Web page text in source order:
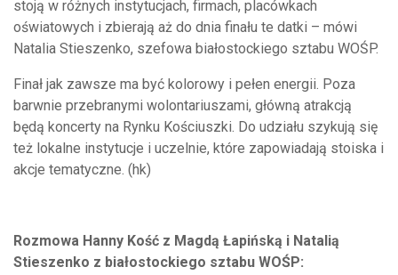
stoją w różnych instytucjach, firmach, placówkach
oświatowych i zbierają aż do dnia finału te datki – mówi
Natalia Stieszenko, szefowa białostockiego sztabu WOŚP.
Finał jak zawsze ma być kolorowy i pełen energii. Poza
barwnie przebranymi wolontariuszami, główną atrakcją
będą koncerty na Rynku Kościuszki. Do udziału szykują się
też lokalne instytucje i uczelnie, które zapowiadają stoiska i
akcje tematyczne. (hk)
Rozmowa Hanny Kość z Magdą Łapińską i Natalią
Stieszenko z białostockiego sztabu WOŚP: